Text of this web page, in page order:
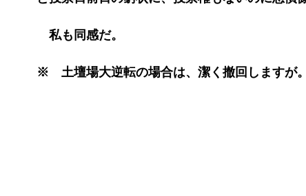
私も同感だ。
※　土壇場大逆転の場合は、潔く撤回しますが。